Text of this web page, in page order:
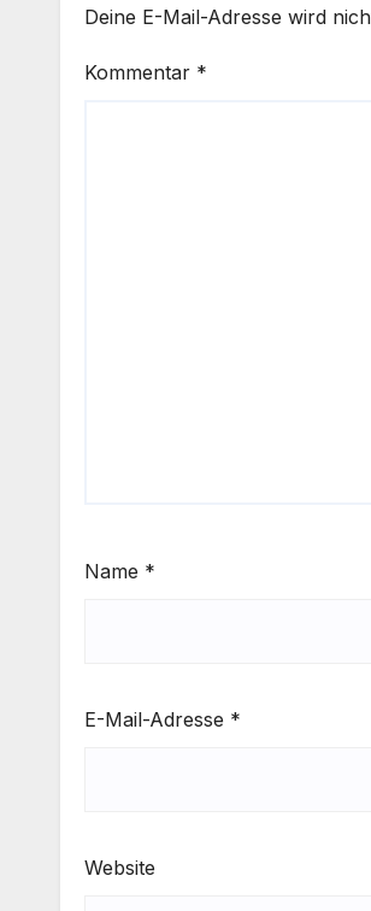
Deine E-Mail-Adresse wird
Kommentar *
Name *
E-Mail-Adresse *
Website